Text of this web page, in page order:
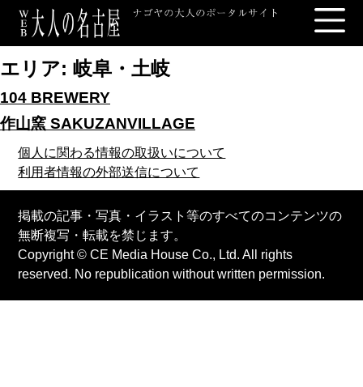
エリア: 岐阜・土岐
104 BREWERY
作山窯 SAKUZANVILLAGE
個人に関わる情報の取扱いについて
利用者情報の外部送信について
掲載の記事・写真・イラスト等のすべてのコンテンツの
無断複写・転載を禁じます。
Copyright © CE Media House Co., Ltd. All rights
reserved. No republication without written permission.